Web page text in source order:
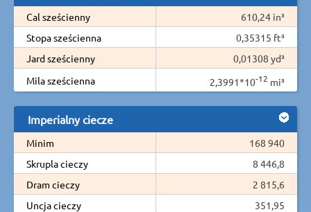
Cal sześcienny
610,24 in³
Stopa sześcienna
0,35315 ft³
Jard sześcienny
0,01308 yd³
Mila sześcienna
2,3991*10-12 mi³
Imperialny ciecze
Minim
168 940
Skrupla cieczy
8 446,8
Dram cieczy
2 815,6
Uncja cieczy
351,95